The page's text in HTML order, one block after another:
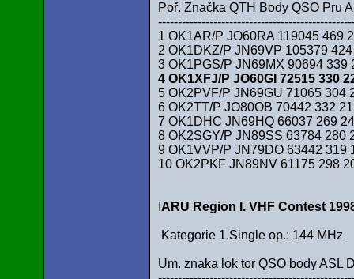
Poř. Značka QTH Body QSO Pru
1 OK1AR/P JO60RA 119045 469
2 OK1DKZ/P JN69VP 105379
3 OK1PGS/P JN69MX 90694
4 OK1XFJ/P JO60GI 72515 330
5 OK2PVF/P JN69GU 71065 304
6 OK2TT/P JO80OB 70442 332
7 OK1DHC JN69HQ 66037 269
8 OK2SGY/P JN89SS 63784 280
9 OK1VVP/P JN79DO 63442 319
10 OK2PKF JN89NV 61175 298
ARU Region I. VHF Contest
Kategorie 1.Single op.: 144 MHz
Um. znaka lok tor QSO body ASL